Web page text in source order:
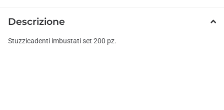
Descrizione
Stuzzicadenti imbustati set 200 pz.